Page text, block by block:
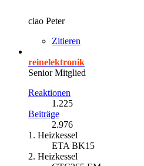
ciao Peter
Zitieren
reinelektronik
Senior Mitglied
Reaktionen
1.225
Beiträge
2.976
1. Heizkessel
ETA BK15
2. Heizkessel